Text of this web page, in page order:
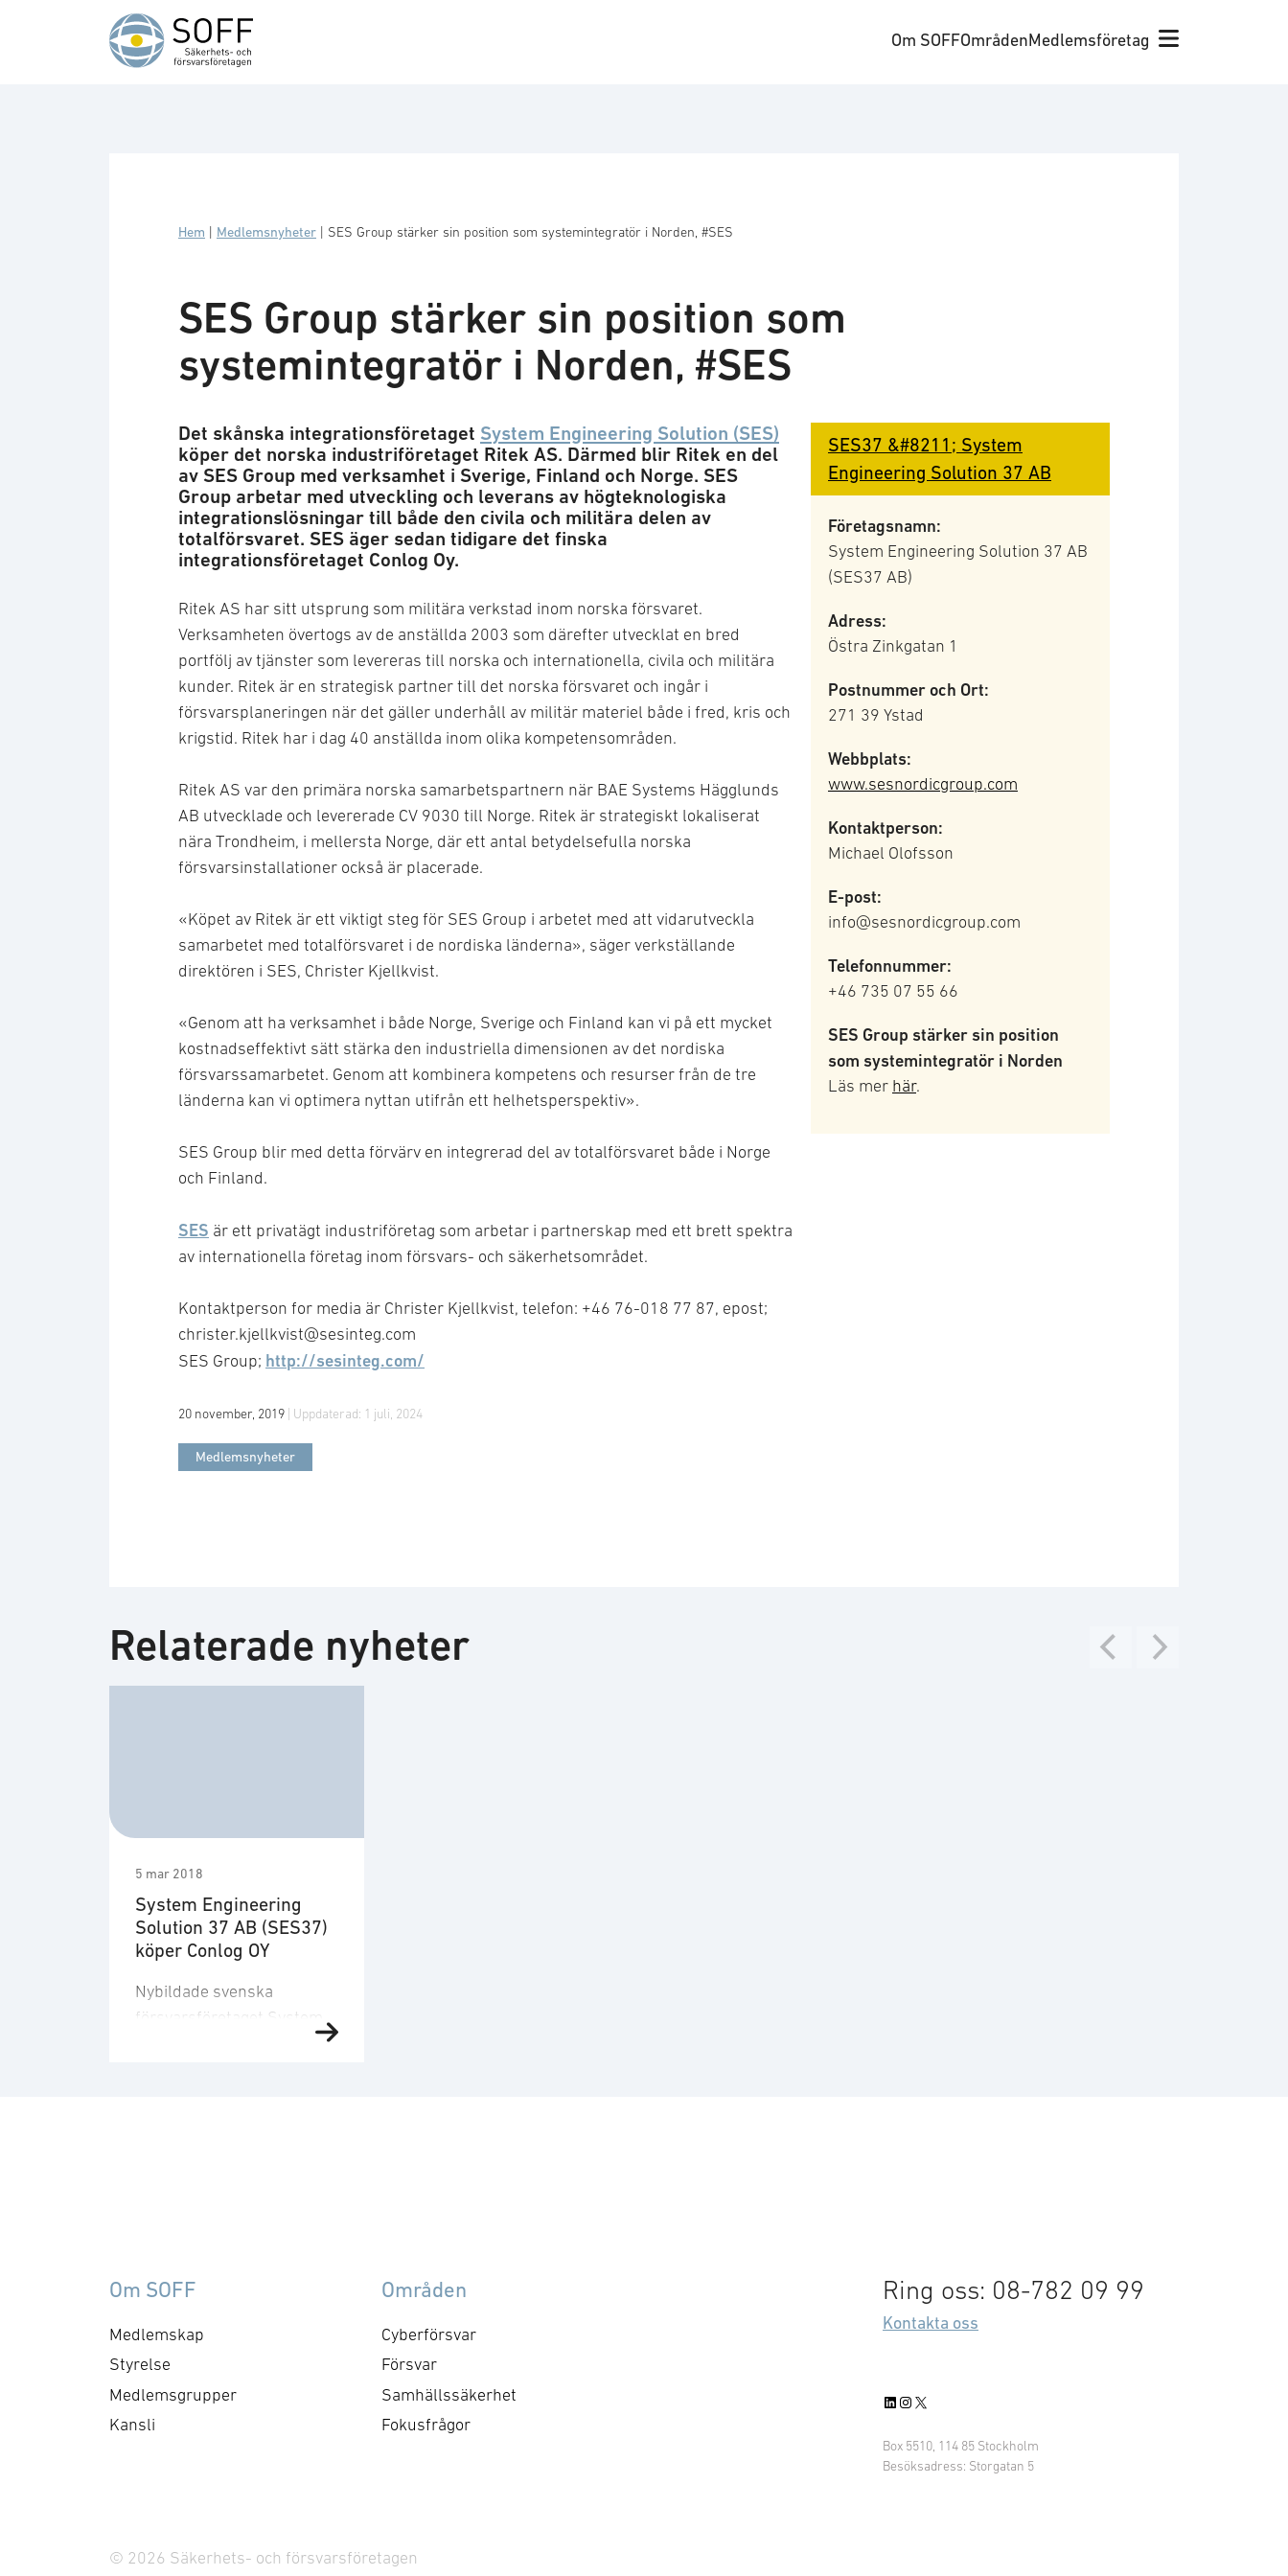
Hoppa till innehåll
Om SOFFOmrådenMedlemsföretag
Hem Medlemsnyheter SES Group stärker sin position som systemintegratör i Norden, #SES
SES Group stärker sin position som
systemintegratör i Norden, #SES
Det skånska integrationsföretaget System Engineering Solution (SES)
köper det norska industriföretaget Ritek AS. Därmed blir Ritek en del
av SES Group med verksamhet i Sverige, Finland och Norge. SES
Group arbetar med utveckling och leverans av högteknologiska
integrationslösningar till både den civila och militära delen av
totalförsvaret. SES äger sedan tidigare det finska
integrationsföretaget Conlog Oy.
Ritek AS har sitt utsprung som militära verkstad inom norska försvaret.
Verksamheten övertogs av de anställda 2003 som därefter utvecklat en bred
portfölj av tjänster som levereras till norska och internationella, civila och militära
kunder. Ritek är en strategisk partner till det norska försvaret och ingår i
försvarsplaneringen när det gäller underhåll av militär materiel både i fred, kris och
krigstid. Ritek har i dag 40 anställda inom olika kompetensområden.
Ritek AS var den primära norska samarbetspartnern när BAE Systems Hägglunds
AB utvecklade och levererade CV 9030 till Norge. Ritek är strategiskt lokaliserat
nära Trondheim, i mellersta Norge, där ett antal betydelsefulla norska
försvarsinstallationer också är placerade.
«Köpet av Ritek är ett viktigt steg för SES Group i arbetet med att vidarutveckla
samarbetet med totalförsvaret i de nordiska länderna», säger verkställande
direktören i SES, Christer Kjellkvist.
«Genom att ha verksamhet i både Norge, Sverige och Finland kan vi på ett mycket
kostnadseffektivt sätt stärka den industriella dimensionen av det nordiska
försvarssamarbetet. Genom att kombinera kompetens och resurser från de tre
länderna kan vi optimera nyttan utifrån ett helhetsperspektiv».
SES Group blir med detta förvärv en integrerad del av totalförsvaret både i Norge
och Finland.
SES är ett privatägt industriföretag som arbetar i partnerskap med ett brett spektra
av internationella företag inom försvars- och säkerhetsområdet.
Kontaktperson for media är Christer Kjellkvist, telefon: +46 76-018 77 87, epost;
christer.kjellkvist@sesinteg.com
SES Group; http://sesinteg.com/
SES37 &#8211; System
Engineering Solution 37 AB
Företagsnamn:
System Engineering Solution 37 AB
(SES37 AB)
Adress:
Östra Zinkgatan 1
Postnummer och Ort:
271 39 Ystad
Webbplats:
www.sesnordicgroup.com
Kontaktperson:
Michael Olofsson
E-post:
info@sesnordicgroup.com
Telefonnummer:
+46 735 07 55 66
SES Group stärker sin position
som systemintegratör i Norden
Läs mer här.
20 november, 2019 | Uppdaterad: 1 juli, 2024
Medlemsnyheter
Relaterade nyheter
5 mar 2018
System Engineering
Solution 37 AB (SES37)
köper Conlog OY
Nybildade svenska
försvarsföretaget System
Engineering Solution 37 AB
möta dagens komplexa
krav med säte i Höör.
med …
Om SOFF
Medlemskap
Styrelse
Medlemsgrupper
Kansli
Områden
Cyberförsvar
Försvar
Samhällssäkerhet
Fokusfrågor
Ring oss: 08-782 09 99
Kontakta oss
LinkedIn
Instagram
X
Box 5510, 114 85 Stockholm
Besöksadress: Storgatan 5
© 2026 Säkerhets- och försvarsföretagen